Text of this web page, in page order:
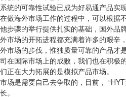
系统的可靠性试验已成为好易通产品实
在做海外市场工作的过程中，可以根据
他步骤的举行提供扎实的基础，国外品
外市场的开拓进程都充满着许多的艰辛
外市场的步伐，惟独质量可靠的产品才
司在国际市场上的成败，我们也在积极
们正在大力拓展的是模拟产品市场。
市场是需要自己去争取的，目前，
长。